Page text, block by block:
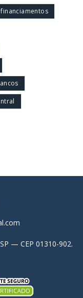
— CEP 01310-902.